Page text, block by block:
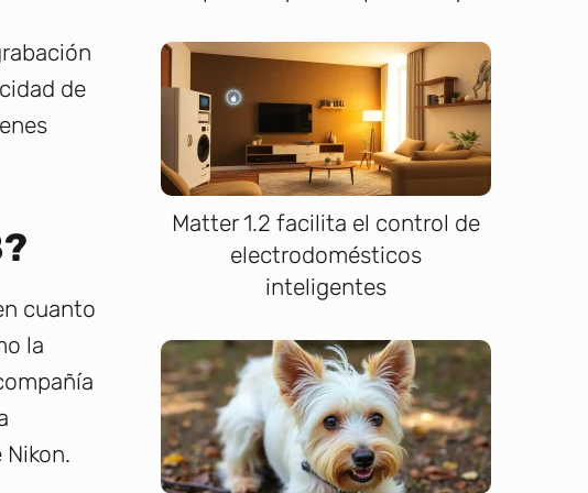
de
cuanto
la
Matter 1.2 facilita el control de
electrodomésticos
inteligentes